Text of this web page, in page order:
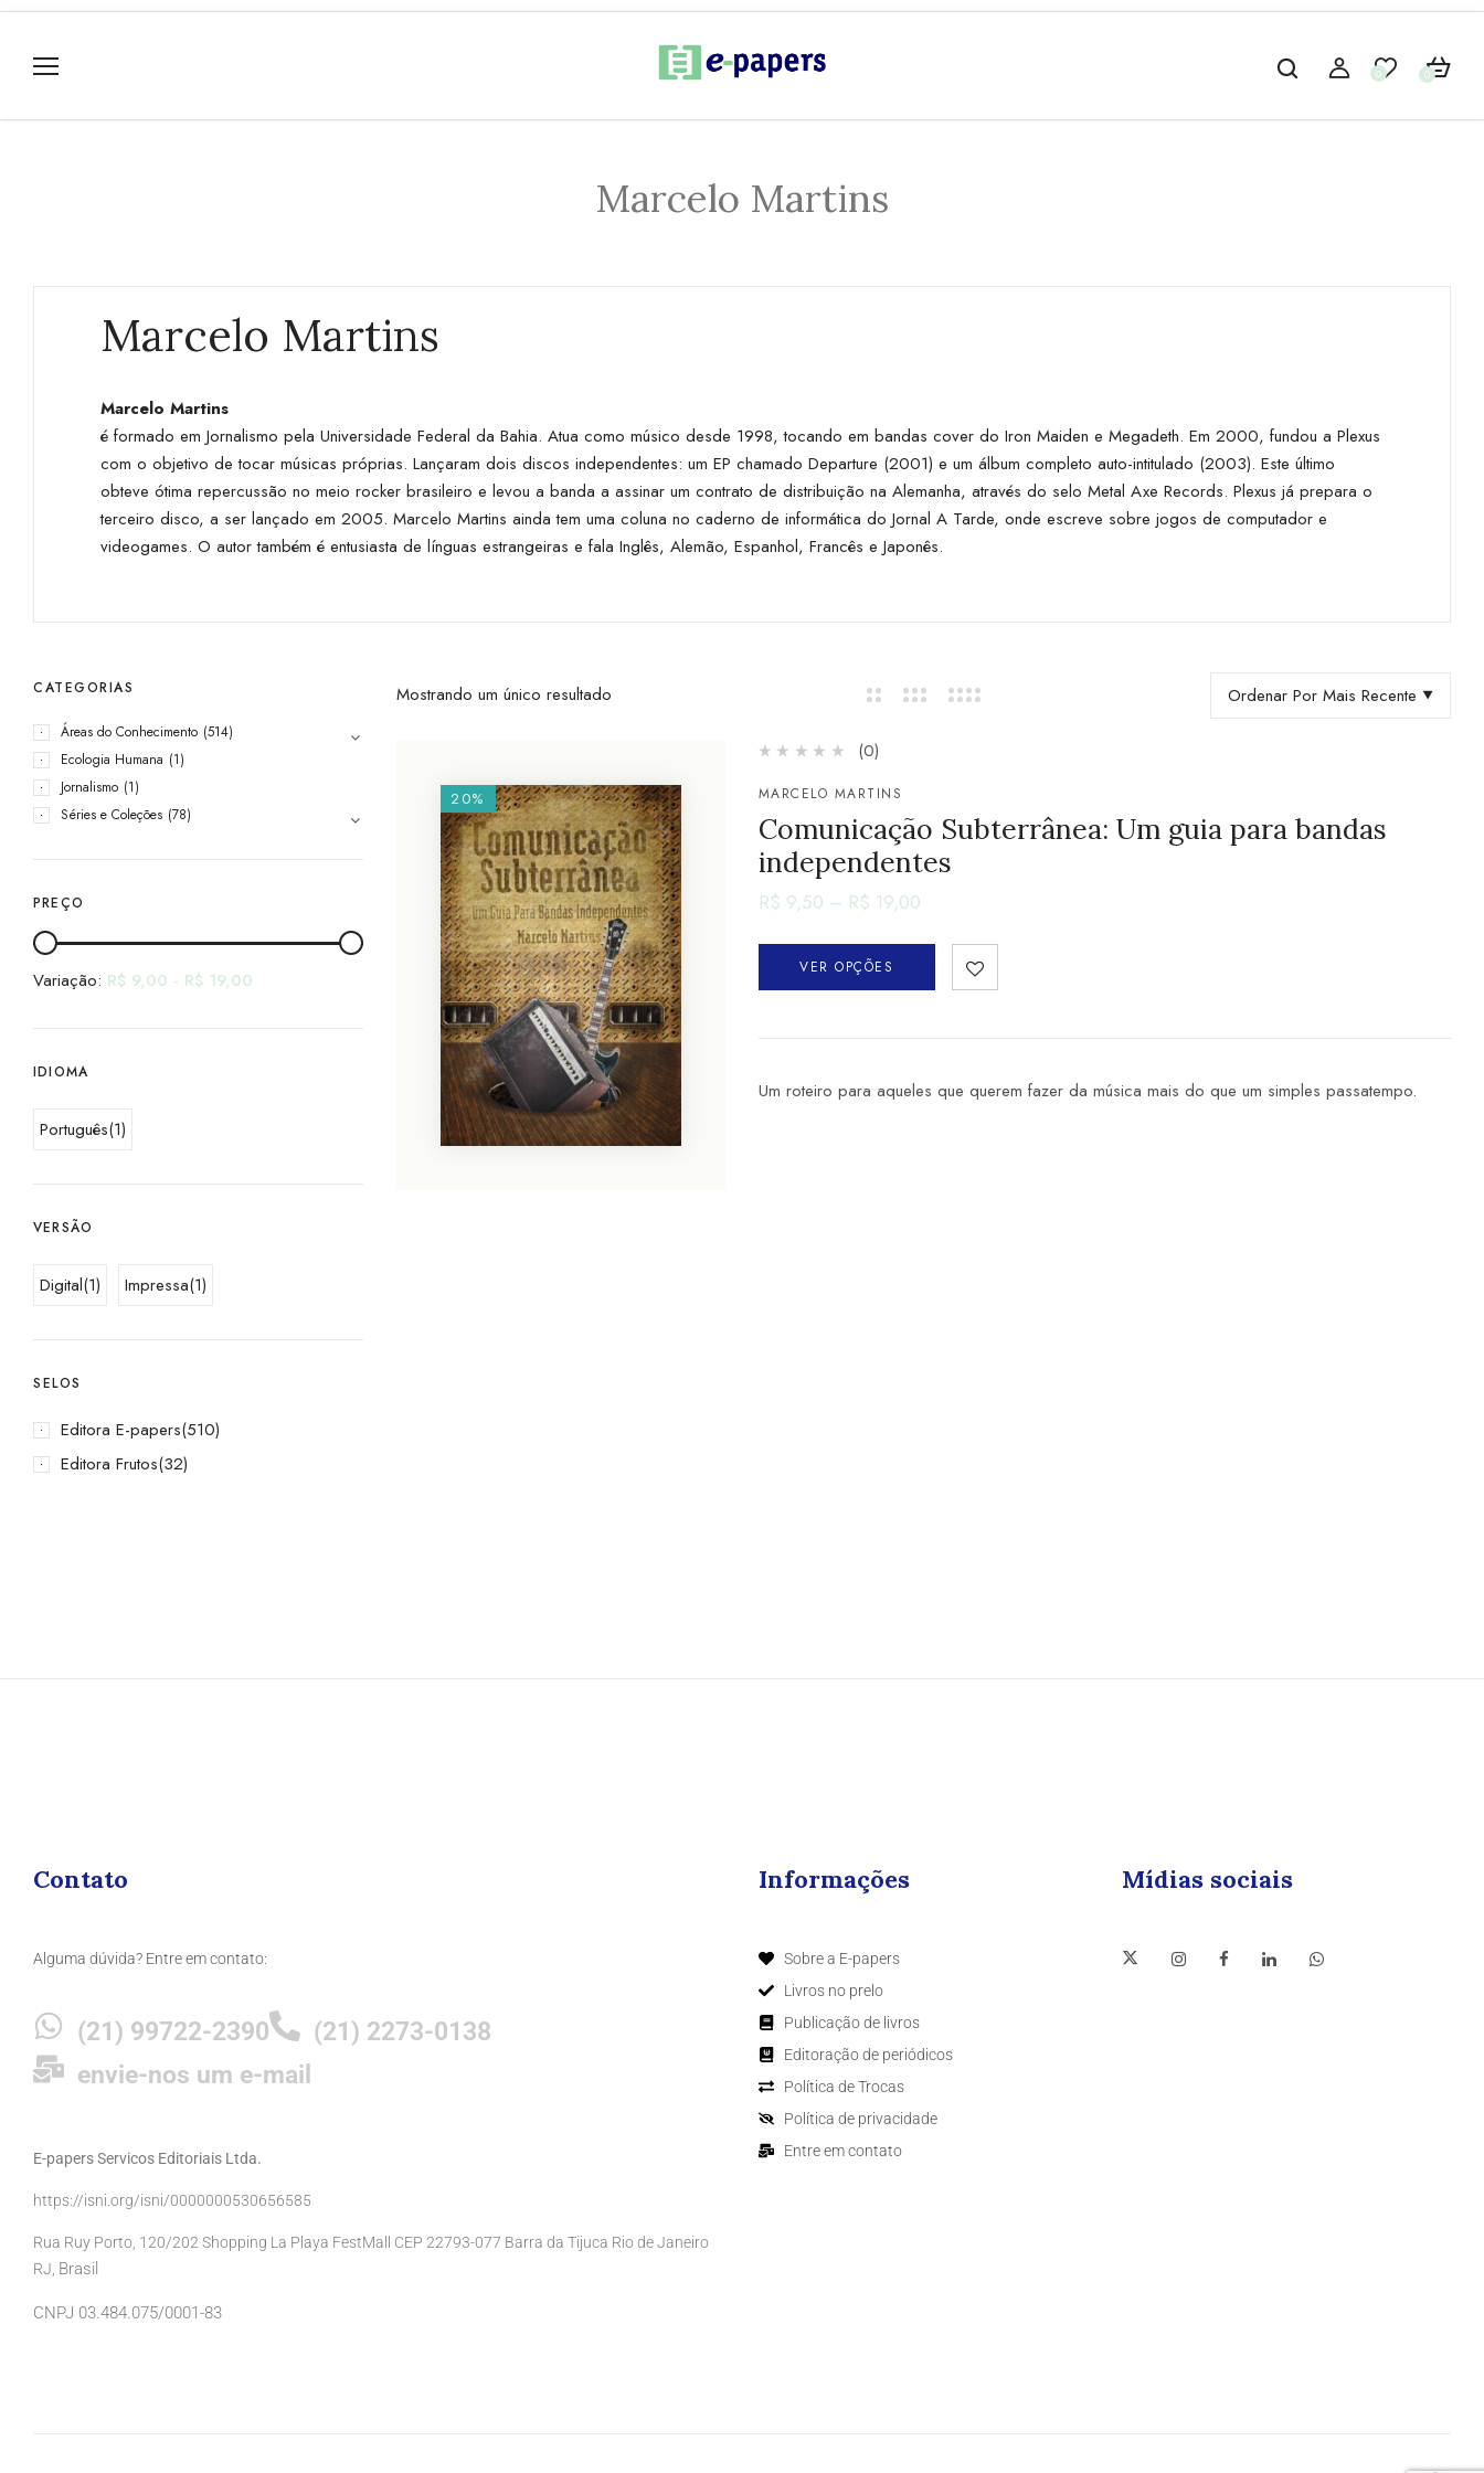
0 0
Marcelo Martins
Marcelo Martins
Marcelo Martins
é formado em Jornalismo pela Universidade Federal da Bahia. Atua como músico desde 1998, tocando em bandas cover do Iron Maiden e Megadeth. Em 2000, fundou a Plexus
com o objetivo de tocar músicas próprias. Lançaram dois discos independentes: um EP chamado Departure (2001) e um álbum completo auto-intitulado (2003). Este último
obteve ótima repercussão no meio rocker brasileiro e levou a banda a assinar um contrato de distribuição na Alemanha, através do selo Metal Axe Records. Plexus já prepara o
terceiro disco, a ser lançado em 2005. Marcelo Martins ainda tem uma coluna no caderno de informática do Jornal A Tarde, onde escreve sobre jogos de computador e
videogames. O autor também é entusiasta de línguas estrangeiras e fala Inglês, Alemão, Espanhol, Francês e Japonês.
CATEGORIAS
Áreas do Conhecimento (514)
Ecologia Humana (1)
Jornalismo (1)
Séries e Coleções (78)
PREÇO
Variação: R$ 9,00 - R$ 19,00
IDIOMA
Português(1)
VERSÃO
Digital(1) Impressa(1)
SELOS
Editora E-papers(510)
Editora Frutos(32)
Mostrando um único resultado Ordenar Por Mais Recente
20%
(0)
MARCELO MARTINS
Comunicação Subterrânea: Um guia para bandas
independentes
R$ 9,50 – R$ 19,00
VER OPÇÕES
Um roteiro para aqueles que querem fazer da música mais do que um simples passatempo.
Contato
Alguma dúvida? Entre em contato:
(21) 99722-2390
(21) 2273-0138
envie-nos um e-mail
E-papers Servicos Editoriais Ltda.
https://isni.org/isni/0000000530656585
Rua Ruy Porto, 120/202 Shopping La Playa FestMall CEP 22793-077 Barra da Tijuca Rio de Janeiro
RJ, Brasil
CNPJ 03.484.075/0001-83
Informações
Sobre a E-papers
Livros no prelo
Publicação de livros
Editoração de periódicos
Política de Trocas
Política de privacidade
Entre em contato
Mídias sociais